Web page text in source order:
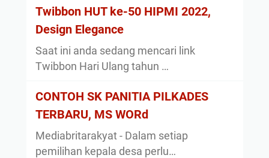
Twibbon HUT ke-50 HIPMI 2022,
Design Elegance
Saat ini anda sedang mencari link
Twibbon Hari Ulang tahun …
CONTOH SK PANITIA PILKADES
TERBARU, MS WORd
Mediabritarakyat - Dalam setiap
pemilihan kepala desa perlu…